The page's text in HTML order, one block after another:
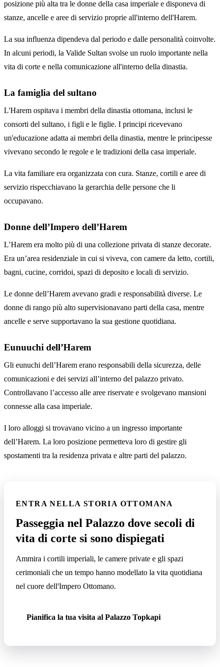
posizione più alta tra le donne della casa imperiale e disponeva di
stanze, ancelle e aree di servizio proprie all'interno dell'Harem.
La sua influenza dipendeva dal periodo e dalle personalità coinvolte.
In alcuni periodi, la Valide Sultan svolse un ruolo importante nella
vita di corte e nella comunicazione all'interno della dinastia.
La famiglia del sultano
L'Harem ospitava i membri della dinastia ottomana, inclusi le
consorti del sultano, i figli e le figlie. I principi ricevevano
un'educazione adatta ai membri della dinastia, mentre le principesse
vivevano secondo le regole e le tradizioni della casa imperiale.
La vita familiare era organizzata con cura. Stanze, cortili e aree di
servizio rispecchiavano la gerarchia delle persone che li
occupavano.
Donne dell’Impero dell’Harem
L’Harem era molto più di una collezione privata di stanze decorate.
Era un’area residenziale in cui si viveva, con camere da letto, cortili,
bagni, cucine, corridoi, spazi di deposito e locali di servizio.
Le donne dell’Harem avevano gradi e responsabilità diverse. Le
donne di rango più alto supervisionavano parti della casa, mentre
ancelle e serve supportavano la sua gestione quotidiana.
Eunuuchi dell’Harem
Gli eunuchi dell’Harem erano responsabili della sicurezza, delle
comunicazioni e dei servizi all’interno del palazzo privato.
Controllavano l’accesso alle aree riservate e svolgevano mansioni
connesse alla casa imperiale.
I loro alloggi si trovavano vicino a un ingresso importante
dell’Harem. La loro posizione permetteva loro di gestire gli
spostamenti tra la residenza privata e altre parti del palazzo.
ENTRA NELLA STORIA OTTOMANA
Passeggia nel Palazzo dove secoli di
vita di corte si sono dispiegati
Ammira i cortili imperiali, le camere private e gli spazi
cerimoniali che un tempo hanno modellato la vita quotidiana
nel cuore dell'Impero Ottomano.
Pianifica la tua visita al Palazzo Topkapi